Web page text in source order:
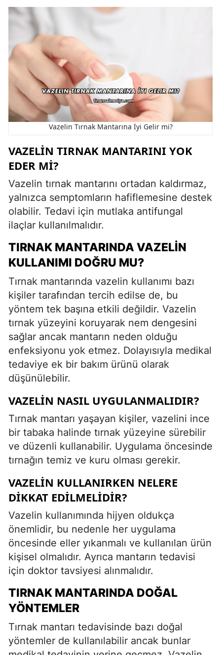
Vazelin Tırnak Mantarına İyi Gelir mi?
VAZELIN TIRNAK MANTARINI YOK
EDER MI?
Vazelin tırnak mantarını ortadan kaldırmaz,
yalnızca semptomların hafiflemesine destek
olabilir. Tedavi için mutlaka antifungal
ilaçlar kullanılmalıdır.
TIRNAK MANTARINDA VAZELIN
KULLANIMI DOĞRU MU?
Tırnak mantarında vazelin kullanımı bazı
kişiler tarafından tercih edilse de, bu
yöntem tek başına etkili değildir. Vazelin
tırnak yüzeyini koruyarak nem dengesini
sağlar ancak mantarın neden olduğu
enfeksiyonu yok etmez. Dolayısıyla medikal
tedaviye ek bir bakım ürünü olarak
düşünülebilir.
VAZELIN NASIL UYGULANMALIDIR?
Tırnak mantarı yaşayan kişiler, vazelini ince
bir tabaka halinde tırnak yüzeyine sürebilir
ve düzenli kullanabilir. Uygulama öncesinde
tırnağın temiz ve kuru olması gerekir.
VAZELIN KULLANIRKEN NELERE
DIKKAT EDILMELIDIR?
Vazelin kullanımında hijyen oldukça
önemlidir, bu nedenle her uygulama
öncesinde eller yıkanmalı ve kullanılan ürün
kişisel olmalıdır. Ayrıca mantarın tedavisi
için doktor tavsiyesi alınmalıdır.
TIRNAK MANTARINDA DOĞAL
YÖNTEMLER
Tırnak mantarı tedavisinde bazı doğal
yöntemler de kullanılabilir ancak bunlar